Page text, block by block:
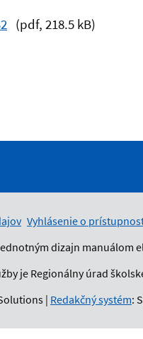
(pdf, 218.5 kB)
Vyhlásenie o
dizajn manuálom
je Regionálny úrad
| Redakčný systém: